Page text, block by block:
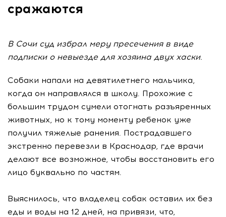
сражаются
В Сочи суд избрал меру пресечения в виде
подписки о невыезде для хозяина двух хаски.
Собаки напали на девятилетнего мальчика,
когда он направлялся в школу. Прохожие с
большим трудом сумели отогнать разъяренных
животных, но к тому моменту ребенок уже
получил тяжелые ранения. Пострадавшего
экстренно перевезли в Краснодар, где врачи
делают все возможное, чтобы восстановить его
лицо буквально по частям.
Выяснилось, что владелец собак оставил их без
еды и воды на 12 дней, на привязи, что,